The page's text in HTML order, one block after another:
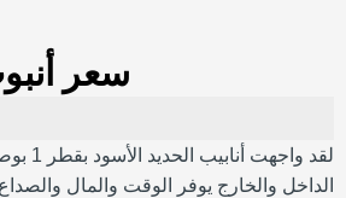
سعر أنبوب حديد أسود 1 بوصة
الداخل والخارج يوفر الوقت والمال